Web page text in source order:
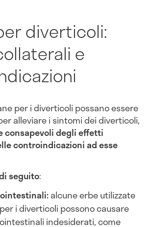
diverticoli:
e
per i diverticoli possano essere
alleviare i sintomi dei diverticoli,
consapevoli degli effetti
controindicazioni ad esse
seguito:
alcune erbe utilizzate
i diverticoli possono causare
indesiderati, come